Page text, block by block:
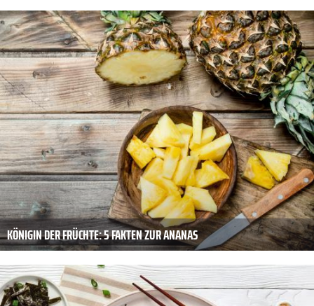
KÖNIGIN DER FRÜCHTE: 5 FAKTEN ZUR ANANAS